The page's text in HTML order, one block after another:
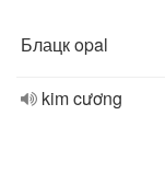
Блацк opal
kim cương